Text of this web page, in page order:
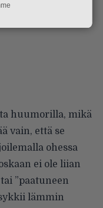
huumorilla, mikä
vain, että se
ohessa
ei ole liian
”paatuneen
lämmin